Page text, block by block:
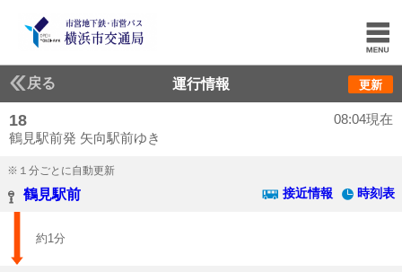
戻る 運行情報 更新
18
鶴見駅前発 矢向駅前ゆき
08:04現在
※１分ごとに自動更新
鶴見駅前 接近情報 時刻表
約1分